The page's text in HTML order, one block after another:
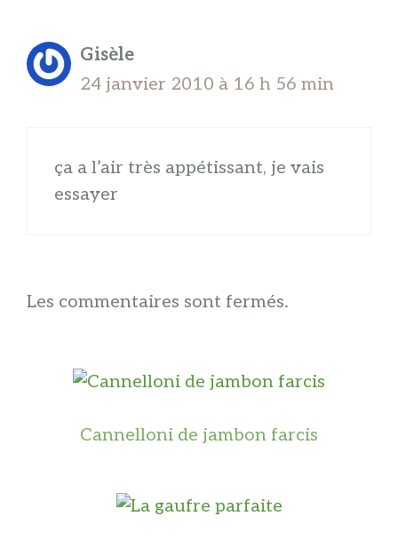
Gisèle
24 janvier 2010 à 16 h 56 min
ça a l’air très appétissant, je vais
essayer
Les commentaires sont fermés.
Cannelloni de jambon farcis